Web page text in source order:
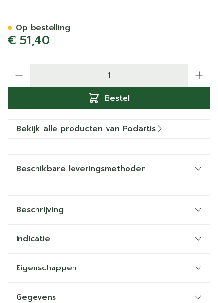
€ 51,40
Bestel
Op bestelling
Bekijk alle producten van Podartis
Beschikbare leveringsmethoden
Beschrijving
Indicatie
Eigenschappen
Gegevens